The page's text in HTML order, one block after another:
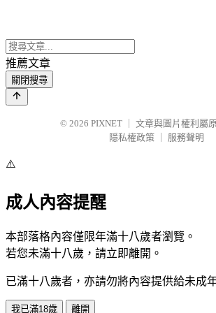
推薦文章
關閉搜尋
© 2026 PIXNET
文章與圖片權利屬
隱私權政策
服務聲明
⚠️
成人內容提醒
本部落格內容僅限年滿十八歲者瀏覽。
若您未滿十八歲，請立即離開。
已滿十八歲者，亦請勿將內容提供給未成
我已滿18歲 離開